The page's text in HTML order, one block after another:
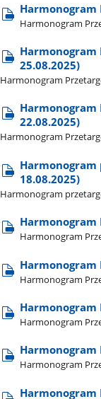
Harmonogram
Harmonogram
Harmonogram
25.08.2025)
Harmonogram
Harmonogram
22.08.2025)
Harmonogram
18.08.2025)
Harmonogram
Harmonogram
Harmonogram
Harmonogram
Harmonogram
Harmonogram
Harmonogram
Harmonogram
Harmonogram
Harmonogram